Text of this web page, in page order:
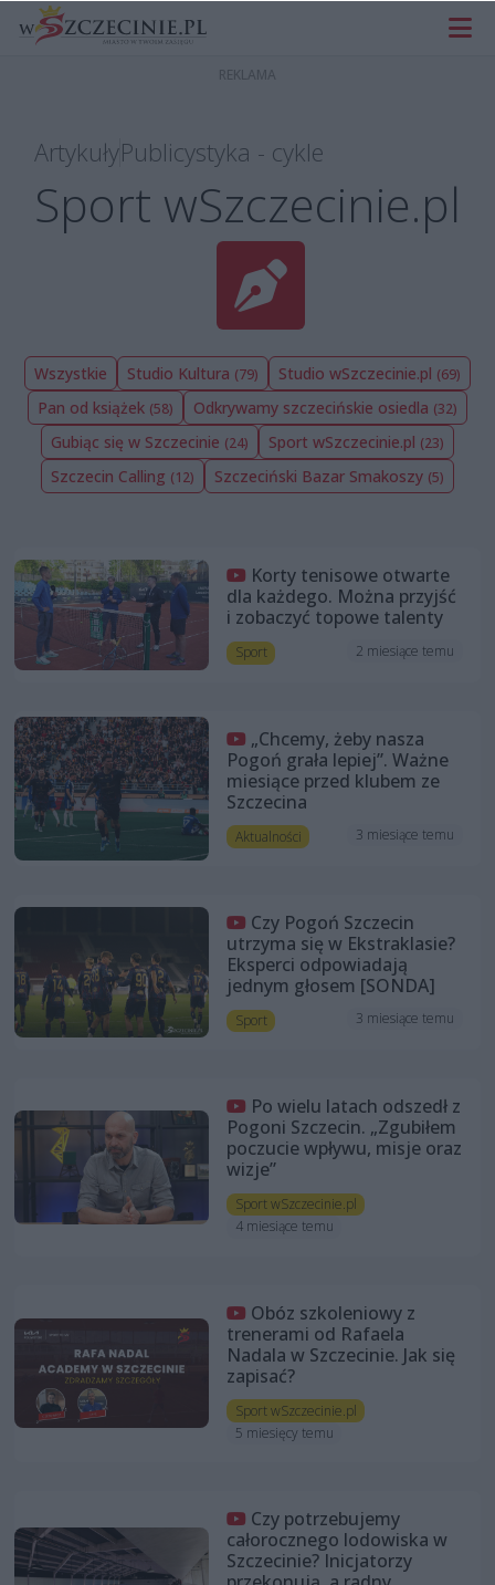
ArtykułyPublicystyka - cykle
Sport wSzczecinie.pl
Wszystkie Studio Kultura (79) Studio wSzczecinie.pl (69)
Pan od książek (58) Odkrywamy szczecińskie osiedla (32)
Gubiąc się w Szczecinie (24) Sport wSzczecinie.pl (23)
Szczecin Calling (12) Szczeciński Bazar Smakoszy (5)
Korty tenisowe otwarte
dla każdego. Można przyjść
i zobaczyć topowe talenty
Sport 2 miesiące temu
„Chcemy, żeby nasza
Pogoń grała lepiej”. Ważne
miesiące przed klubem ze
Szczecina
Aktualności 3 miesiące temu
Czy Pogoń Szczecin
utrzyma się w Ekstraklasie?
Eksperci odpowiadają
jednym głosem [SONDA]
Sport 3 miesiące temu
Po wielu latach odszedł z
Pogoni Szczecin. „Zgubiłem
poczucie wpływu, misje oraz
wizje”
Sport wSzczecinie.pl
4 miesiące temu
Obóz szkoleniowy z
trenerami od Rafaela
Nadala w Szczecinie. Jak się
zapisać?
Sport wSzczecinie.pl
5 miesięcy temu
Czy potrzebujemy
całorocznego lodowiska w
Szczecinie? Inicjatorzy